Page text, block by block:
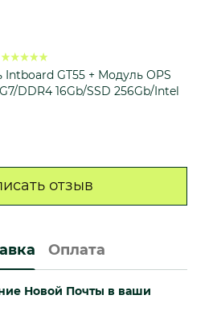
Intboard GT55 + Модуль OPS
DDR4 16Gb/SSD 256Gb/Intel
отзыв
Оплата
Новой Почты в ваши